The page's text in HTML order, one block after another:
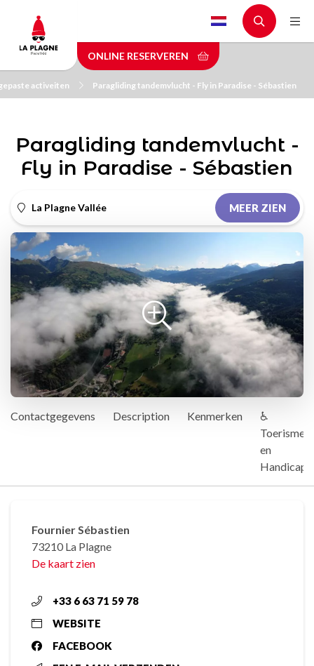
main
content
ONLINE RESERVEREN
activeiten Paragliding tandemvlucht - Fly in Paradise - Sébastien
Paragliding tandemvlucht -
Fly in Paradise - Sébastien
La Plagne Vallée MEER ZIEN
Contactgegevens Description Kenmerken
♿
Toerisme
en
Handicap
Fournier Sébastien
73210 La Plagne
De kaart zien
+33 6 63 71 59 78
WEBSITE
FACEBOOK